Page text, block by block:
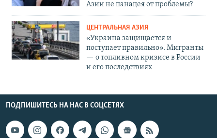
Азии не панацея от проблемы?
ЦЕНТРАЛЬНАЯ АЗИЯ
«Украина защищается и
поступает правильно». Мигранты
— о топливном кризисе в России
и его последствиях
ПОДПИШИТЕСЬ НА НАС В СОЦСЕТЯХ